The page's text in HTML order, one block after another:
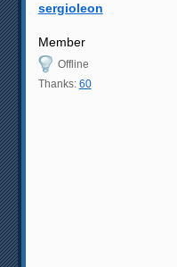
sergioleon
Member
Offline
Thanks: 60